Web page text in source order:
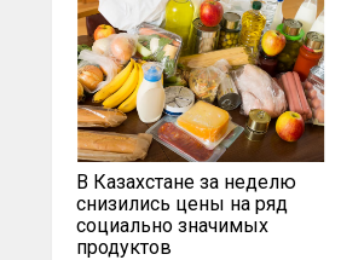
В Казахстане за неделю
снизились цены на ряд
социально значимых
продуктов